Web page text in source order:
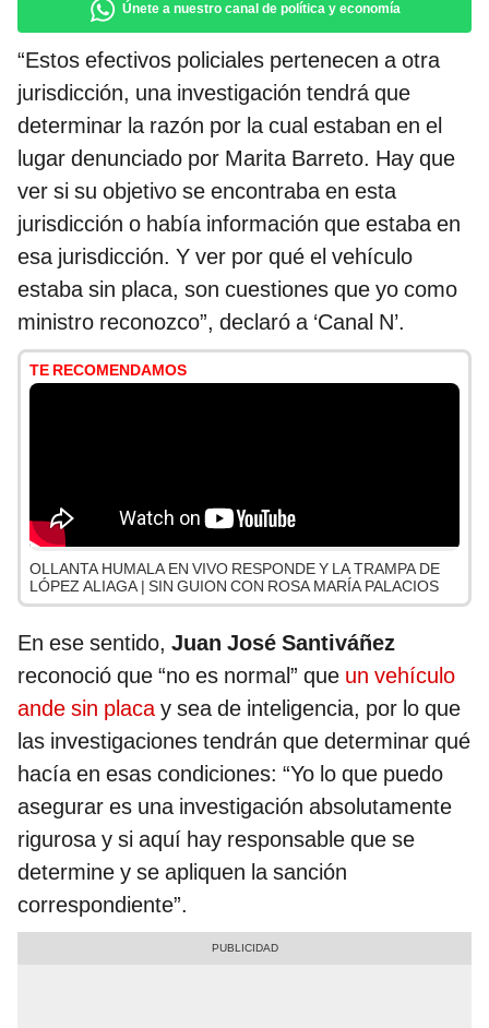
Únete a nuestro canal de política y economía
“Estos efectivos policiales pertenecen a otra
jurisdicción, una investigación tendrá que
determinar la razón por la cual estaban en el
lugar denunciado por Marita Barreto. Hay que
ver si su objetivo se encontraba en esta
jurisdicción o había información que estaba en
esa jurisdicción. Y ver por qué el vehículo
estaba sin placa, son cuestiones que yo como
ministro reconozco”, declaró a ‘Canal N’.
TE RECOMENDAMOS
OLLANTA HUMALA EN VIVO RESPONDE Y LA TRAMPA DE
LÓPEZ ALIAGA | SIN GUION CON ROSA MARÍA PALACIOS
En ese sentido, Juan José Santiváñez
reconoció que “no es normal” que un vehículo
ande sin placay sea de inteligencia, por lo que
las investigaciones tendrán que determinar qué
hacía en esas condiciones: “Yo lo que puedo
asegurar es una investigación absolutamente
rigurosa y si aquí hay responsable que se
determine y se apliquen la sanción
correspondiente”.